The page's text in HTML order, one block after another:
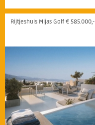
Rijtjeshuis Mijas Golf € 585.000,-